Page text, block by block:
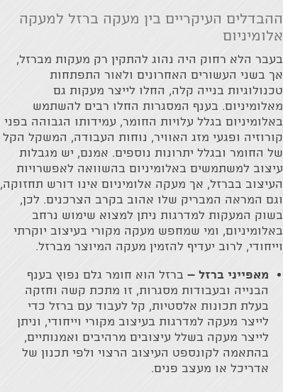
ההבדלים העיקריים בין מעקה ברזל למעקה
אלומיניום
בעבר הלא רחוק היה נהוג להתקין רק מעקות מברזל,
אך בשני העשורים האחרונים ולאור התפתחות
טכנולוגיות בנייה קלה, החלו לייצר מעקות גם
מאלומיניום. בענף המסגרות החלו רבים להשתמש
באלומיניום בגלל עלויות החומר, עמידותו הגבוהה בפני
קורוזיה ופגעי מזג האוויר, נוחות העבודה, המשקל הקל
של החומר ובגלל יתרונות נוספים. אמנם, יש מגבלות
עיצוב למשתמשים באלומיניום בהשוואה לאפשרויות
העיצוב בברזל, אך מעקה אלומיניום אינו דורש תחזוקה,
וגם המראה המבריק שלו אהוב בקרב הצרכנים. לכן,
בשוק המעקות למדרגות ניתן למצוא שימוש נרחב
באלומיניום, ומי שמחפש מעקה מקורי בעיצוב יוקרתי
וייחודי, לרוב יעדיף להזמין מעקה המיוצר מברזל.
מאפייני ברזל – ברזל הוא חומר גלם נפוץ בענף
הבנייה ובעבודות מסגרות, זו מתכת קשה וחזקה
בעלת תכונות אלסטיות, קל לעבוד עם ברזל כדי
לייצר מעקה למדרגות בעיצוב מקורי וייחודי, וניתן
לייצר מעקה בשלל עיצובים מרהיבים ואמנותיים,
בהתאמה לקונספט העיצוב הרצוי ולפי תכנון של
אדריכל או מעצב פנים.